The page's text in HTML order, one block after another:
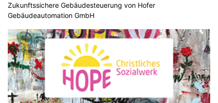
Zukunftssichere Gebäudesteuerung von Hofer
Gebäudeautomation GmbH